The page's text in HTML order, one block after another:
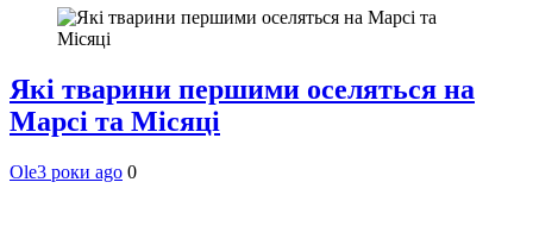
Які тварини першими оселяться на
Марсі та Місяці
Ole3 роки ago 0